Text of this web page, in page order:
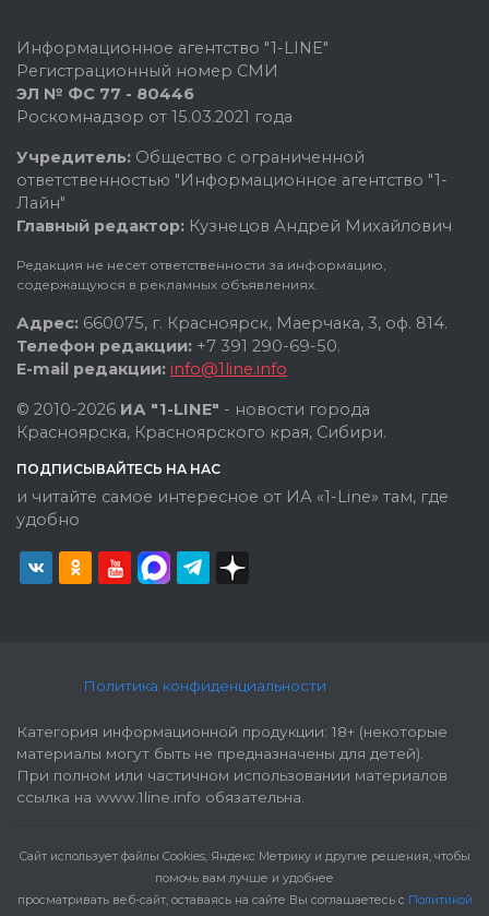
Информационное агентство "1-LINE"
Регистрационный номер СМИ
ЭЛ № ФС 77 - 80446
Роскомнадзор от 15.03.2021 года
Учредитель: Общество с ограниченной
ответственностью "Информационное агентство "1-
Лайн"
Главный редактор: Кузнецов Андрей Михайлович
Редакция не несет ответственности за информацию,
содержащуюся в рекламных объявлениях.
Адрес: 660075, г. Красноярск, Маерчака, 3, оф. 814.
Телефон редакции: +7 391 290-69-50.
E-mail редакции: info@1line.info
© 2010-2026 ИА "1-LINE" - новости города
Красноярска, Красноярского края, Сибири.
ПОДПИСЫВАЙТЕСЬ НА НАС
и читайте самое интересное от ИА «1-Line» там, где
удобно
Политика конфиденциальности
Категория информационной продукции: 18+ (некоторые
материалы могут быть не предназначены для детей).
При полном или частичном использовании материалов
ссылка на www.1line.info обязательна.
Cайт использует файлы Cookies, Яндекс Метрику и другие решения, чтобы
помочь вам лучше и удобнее
просматривать веб-сайт, оставаясь на сайте Вы соглашаетесь с Политикой